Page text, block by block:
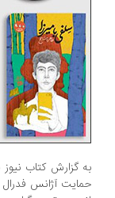
گزارش کتاب نیوز به نقل
آژانس فدرال